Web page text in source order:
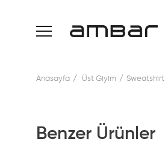
Anasayfa Üst Giyim Sweatshirt
Benzer Ürünler